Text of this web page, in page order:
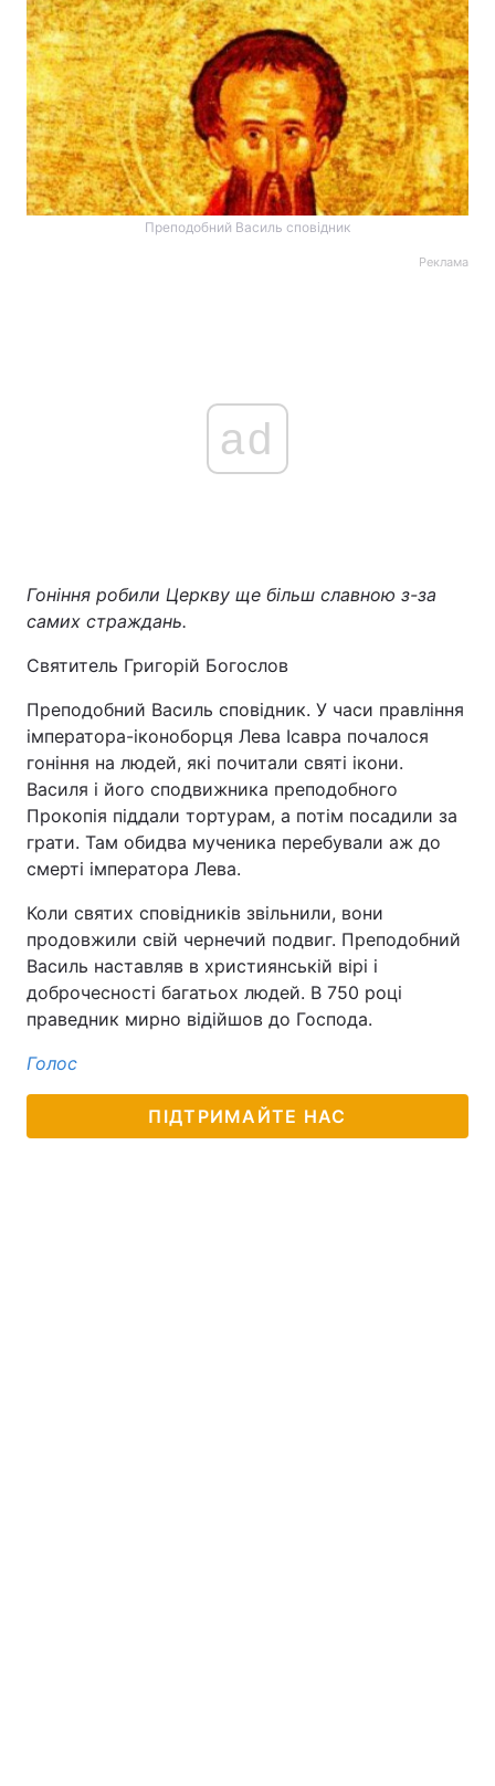
Преподобний Василь сповідник
Реклама
ad
Гоніння робили Церкву ще більш славною з-за
самих страждань.
Святитель Григорій Богослов
Преподобний Василь сповідник. У часи правління
імператора-іконоборця Лева Ісавра почалося
гоніння на людей, які почитали святі ікони.
Василя і його сподвижника преподобного
Прокопія піддали тортурам, а потім посадили за
грати. Там обидва мученика перебували аж до
смерті імператора Лева.
Коли святих сповідників звільнили, вони
продовжили свій чернечий подвиг. Преподобний
Василь наставляв в християнській вірі і
доброчесності багатьох людей. В 750 році
праведник мирно відійшов до Господа.
Голос
ПІДТРИМАЙТЕ НАС